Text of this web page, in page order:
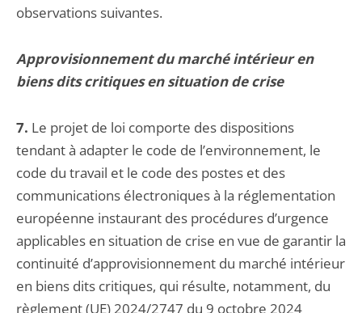
observations suivantes.
Approvisionnement du marché intérieur en
biens dits critiques en situation de crise
7. Le projet de loi comporte des dispositions
tendant à adapter le code de l’environnement, le
code du travail et le code des postes et des
communications électroniques à la réglementation
européenne instaurant des procédures d’urgence
applicables en situation de crise en vue de garantir la
continuité d’approvisionnement du marché intérieur
en biens dits critiques, qui résulte, notamment, du
règlement (UE) 2024/2747 du 9 octobre 2024